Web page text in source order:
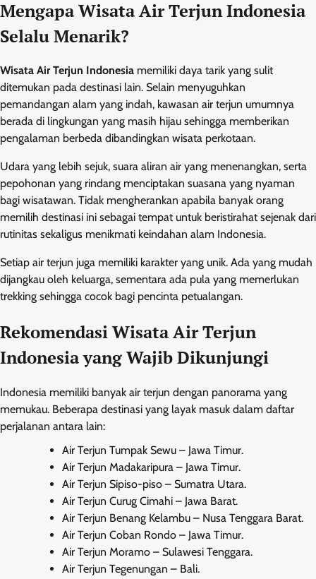
Mengapa Wisata Air Terjun Indonesia
Selalu Menarik?
Wisata Air Terjun Indonesia memiliki daya tarik yang sulit
ditemukan pada destinasi lain. Selain menyuguhkan
pemandangan alam yang indah, kawasan air terjun umumnya
berada di lingkungan yang masih hijau sehingga memberikan
pengalaman berbeda dibandingkan wisata perkotaan.
Udara yang lebih sejuk, suara aliran air yang menenangkan, serta
pepohonan yang rindang menciptakan suasana yang nyaman
bagi wisatawan. Tidak mengherankan apabila banyak orang
memilih destinasi ini sebagai tempat untuk beristirahat sejenak dari
rutinitas sekaligus menikmati keindahan alam Indonesia.
Setiap air terjun juga memiliki karakter yang unik. Ada yang mudah
dijangkau oleh keluarga, sementara ada pula yang memerlukan
trekking sehingga cocok bagi pencinta petualangan.
Rekomendasi Wisata Air Terjun
Indonesia yang Wajib Dikunjungi
Indonesia memiliki banyak air terjun dengan panorama yang
memukau. Beberapa destinasi yang layak masuk dalam daftar
perjalanan antara lain:
Air Terjun Tumpak Sewu – Jawa Timur.
Air Terjun Madakaripura – Jawa Timur.
Air Terjun Sipiso-piso – Sumatra Utara.
Air Terjun Curug Cimahi – Jawa Barat.
Air Terjun Benang Kelambu – Nusa Tenggara Barat.
Air Terjun Coban Rondo – Jawa Timur.
Air Terjun Moramo – Sulawesi Tenggara.
Air Terjun Tegenungan – Bali.